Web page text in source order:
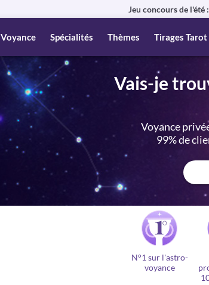
Jeu concours de l'été
Voyance Spécialités Thèmes Tirages Tarot
Vais-je
Voyance
99% de
N°1 sur l'astro-
voyance